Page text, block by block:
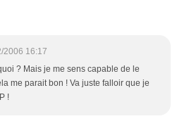
2006 16:17
? Mais je me sens capable de le
me parait bon ! Va juste falloir que je
!